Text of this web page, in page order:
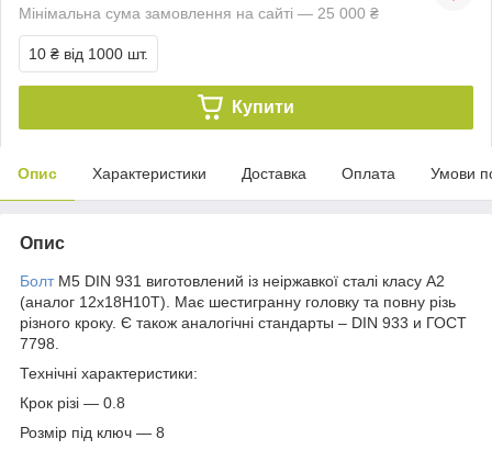
Мінімальна сума замовлення на сайті — 25 000 ₴
10 ₴ від 1000 шт.
Купити
Опис Характеристики Доставка Оплата Умови
Опис
БолтМ5 DIN 931 виготовлений із неіржавкої сталі класу А2
(аналог 12х18Н10Т). Має шестигранну головку та повну різь
різного кроку. Є також аналогічні стандарты – DIN 933 и ГОСТ
7798.
Технічні характеристики:
Крок різі — 0.8
Розмір під ключ — 8